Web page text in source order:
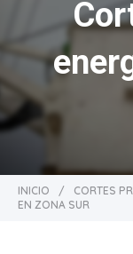
INICIO / CORTES
EN ZONA SUR